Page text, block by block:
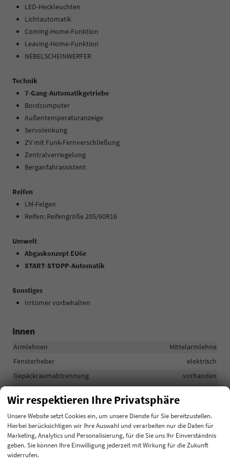
LED-Heckleuchten
Lichtautomatik
Coming-Home-Funktion
Leaving-Home-Funktion
NEBELSCHEINWERFER
Technik
7-Gang-Automatikgetriebe
Bordcomputer
Außentemperaturanzeige
Servolenkung
ZV mit Funk-Fernverschließung
Zentralverriegelung
Berganfahrassistent
Reifen
LM-Felgen
Reifen: Reifengröße 205/60R16
Umwelt
Abgaskonzept EU6e
START-STOPP-Automatik
Sonstiges
Irrtümer vorbehalten
Innen
Armlehnen
Mittelarmlehne
Fensterheber
elektrisch
Gepäckraumabtrennung
vorhanden
Lenkrad
in Leder, höhenverstellbar, mit Multifunktionen, mit
Schaltwippen
Sitze
Isofix (Kindersitzbefestigung), Rücksitzbank hinten geteilt,
Sitzheizung, Isofix Beifahrersitz
Wir respektieren Ihre Privatsphäre
Unsere Website setzt Cookies ein, um unsere Dienste für Sie bereitzustellen.
Hierbei berücksichtigen wir Ihre Auswahl und verarbeiten nur die Daten für
Marketing, Analytics und Personalisierung, für die Sie uns Ihr Einverständnis
geben. Sie können Ihre Einwilligung jederzeit mit Wirkung für die Zukunft
widerrufen.